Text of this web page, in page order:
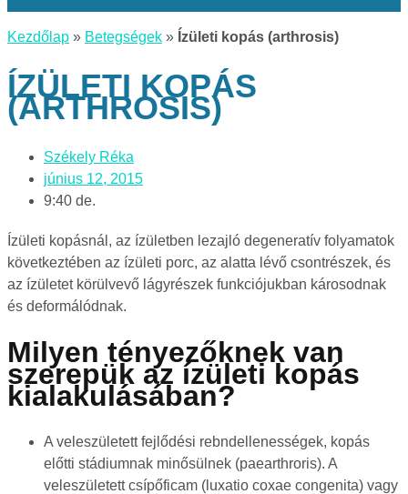
Kezdőlap » Betegségek » Ízületi kopás (arthrosis)
ÍZÜLETI KOPÁS
(ARTHROSIS)
Székely Réka
június 12, 2015
9:40 de.
Ízületi kopásnál, az ízületben lezajló degeneratív folyamatok
következtében az ízületi porc, az alatta lévő csontrészek, és
az ízületet körülvevő lágyrészek funkciójukban károsodnak
és deformálódnak.
Milyen tényezőknek van
szerepük az ízületi kopás
kialakulásában?
A veleszületett fejlődési rebndellenességek, kopás
előtti stádiumnak minősülnek (paearthroris). A
veleszületett csípőficam (luxatio coxae congenita) vagy